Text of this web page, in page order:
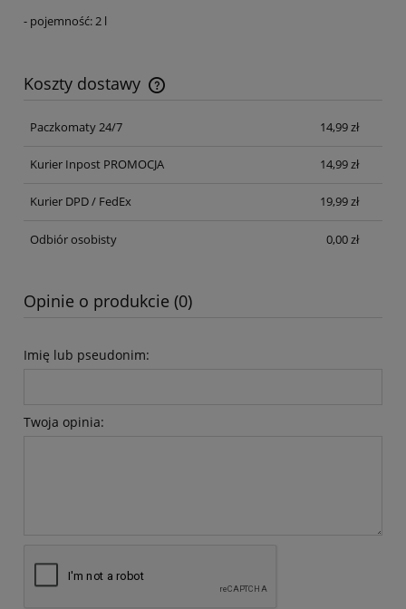
- pojemność: 2 l
Koszty dostawy
Cena nie zawiera ewentualnych kosztów płatności
Paczkomaty 24/7
14,99 zł
Kurier Inpost PROMOCJA 14,99 zł
Kurier DPD / FedEx 19,99 zł
Odbiór osobisty 0,00 zł
Opinie o produkcie (0)
Imię lub pseudonim:
Twoja opinia: